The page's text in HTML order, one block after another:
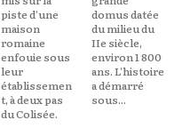
piste d'une
maison
romaine
enfouie sous
leur
établissemen
t, à deux pas
du Colisée.
domus datée
du milieu du
IIe siècle,
environ 1 800
ans. L'histoire
a démarré
sous...